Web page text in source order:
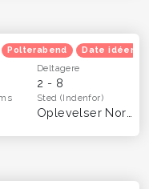
Polterabend Date idéer
Deltagere
2 - 8
Sted(Indenfor)